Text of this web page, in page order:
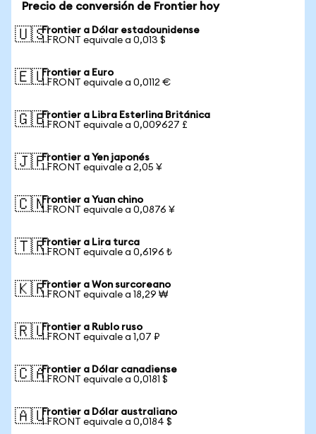
Precio de conversión de Frontier hoy
🇺🇸Frontier a Dólar estadounidense
1 FRONT equivale a 0,013 $
🇪🇺Frontier a Euro
1 FRONT equivale a 0,0112 €
🇬🇧Frontier a Libra Esterlina Británica
1 FRONT equivale a 0,009627 £
🇯🇵Frontier a Yen japonés
1 FRONT equivale a 2,05 ¥
🇨🇳Frontier a Yuan chino
1 FRONT equivale a 0,0876 ¥
🇹🇷Frontier a Lira turca
1 FRONT equivale a 0,6196 ₺
🇰🇷Frontier a Won surcoreano
1 FRONT equivale a 18,29 ₩
🇷🇺Frontier a Rublo ruso
1 FRONT equivale a 1,07 ₽
🇨🇦Frontier a Dólar canadiense
1 FRONT equivale a 0,0181 $
🇦🇺Frontier a Dólar australiano
1 FRONT equivale a 0,0184 $